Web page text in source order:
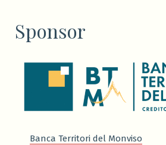
Sponsor
Banca Territori del Monviso